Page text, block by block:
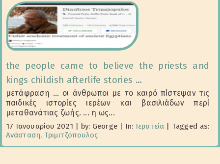
the people came to believe the priests and
kings childish afterlife stories …
μετάφραση ... οι άνθρωποι με το καιρό πίστεψαν τις
παιδικές ιστορίες ιερέων και βασιλιάδων περί
μεταθανάτιας ζωής. ... η ως...
17 Ιανουαρίου 2021 by: George| In: Ιερατεία
Tagged as:
Ανάσταση, Τριμιτζόπουλος